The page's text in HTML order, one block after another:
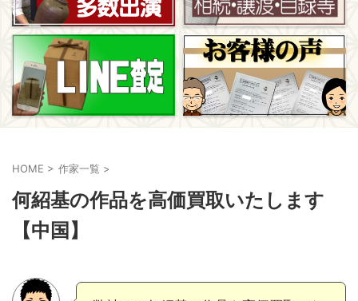
HOME > 作家一覧 >
何紹基の作品を高価買取いたします
【中国】